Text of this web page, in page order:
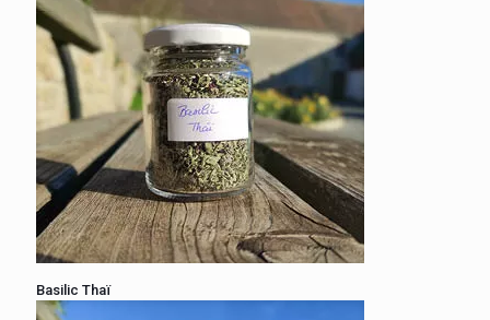
Basilic Thaï